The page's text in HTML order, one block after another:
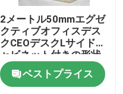
2メートル50mmエグゼ
クティブオフィスデス
クCEOデスクLサイドキ
ャビネット付きの形状
ベストプライス